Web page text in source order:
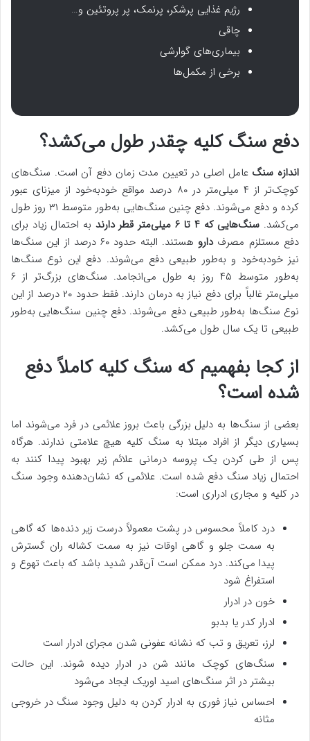
رژیم غذایی پرشکر، پرنمک، پر پروتئین و…
چاقی
بیماری‌های گوارشی
برخی از مکمل‌ها
دفع سنگ کلیه چقدر طول می‌کشد؟
اندازه سنگ عامل اصلی در تعیین مدت زمان دفع آن است. سنگ‌های
کوچک‌تر از ۴ میلی‌متر در ۸۰ درصد مواقع خودبه‌خود از میزنای عبور
کرده و دفع می‌شوند. دفع چنین سنگ‌هایی به‌طور متوسط ​​۳۱ روز طول
می‌کشد. سنگ‌هایی که ۴ تا ۶ میلی‌متر قطر دارند
به احتمال زیاد برای
دفع مستلزم مصرفدارو
هستند. البته حدود ۶۰ درصد از این سنگ‌ها
نیز خودبه‌‌خود و به‌طور طبیعی دفع می‌شوند. دفع این نوع سنگ‌ها
به‌طور متوسط ​​۴۵ روز به طول می‌انجامد. سنگ‌های بزرگ‌تر از ۶
میلی‌متر غالباً برای دفع نیاز به درمان دارند. فقط حدود ۲۰ درصد از این
نوع سنگ‌ها به‌طور طبیعی دفع می‌شوند. دفع چنین سنگ‌هایی به‌طور
طبیعی تا یک سال طول می‌کشد.
از کجا بفهمیم که سنگ کلیه کاملاً دفع
شده است؟
بعضی از سنگ‌ها به دلیل بزرگی باعث بروز علائمی در فرد می‌شوند اما
بسیاری دیگر از افراد مبتلا به سنگ کلیه هیچ علامتی ندارند. هرگاه
پس از طی کردن یک پروسه درمانی علائم زیر بهبود پیدا کنند به
احتمال زیاد سنگ دفع شده است. علائمی که نشان‌دهنده وجود سنگ
در کلیه و مجاری ادراری است:
درد کاملاً محسوس در پشت معمولاً درست زیر دنده‌ها که گاهی
به سمت جلو و گاهی اوقات نیز به سمت کشاله ران گسترش
پیدا می‌کند. درد ممکن است آن‌قدر شدید باشد که باعث تهوع و
استفراغ شود
خون در ادرار
ادرار کدر یا بدبو
لرز، تعریق و تب که نشانه عفونی شدن مجرای ادرار است
سنگ‌های کوچک مانند شن در ادرار دیده شوند. این حالت
بیشتر در اثر سنگ‌های اسید اوریک ایجاد می‌شود
احساس نیاز فوری به ادرار کردن به دلیل وجود سنگ در خروجی
مثانه